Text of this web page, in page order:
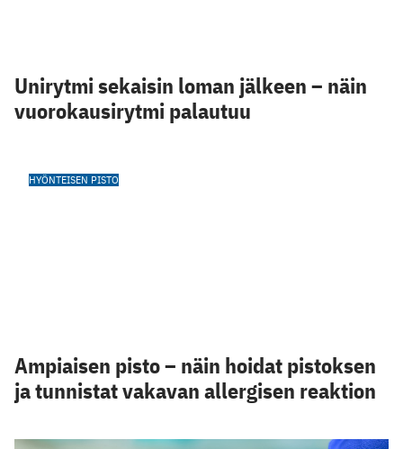
Unirytmi sekaisin loman jälkeen – näin
vuorokausirytmi palautuu
HYÖNTEISEN PISTO
Ampiaisen pisto – näin hoidat pistoksen
ja tunnistat vakavan allergisen reaktion